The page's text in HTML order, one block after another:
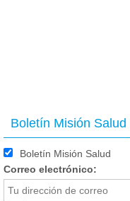
Boletín Misión Salud
Boletín Misión Salud
Correo electrónico: